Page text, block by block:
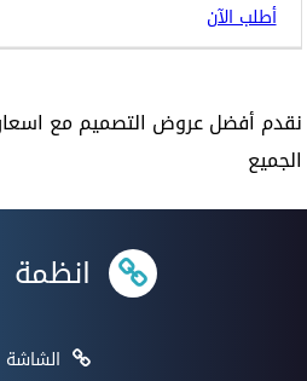
أطلب الآن
نقدم أفضل عروض التصميم مع
الجميع
انظمة
الشاشة